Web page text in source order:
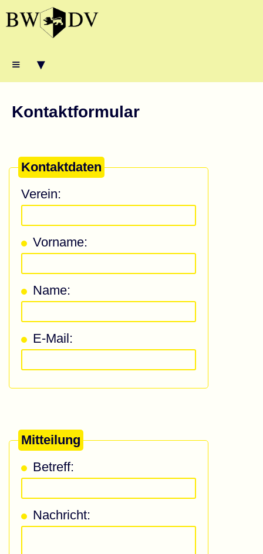
≡ ▾
Kontaktformular
Kontaktdaten
Verein:
Vorname:
Name:
E-Mail:
Mitteilung
Betreff:
Nachricht: